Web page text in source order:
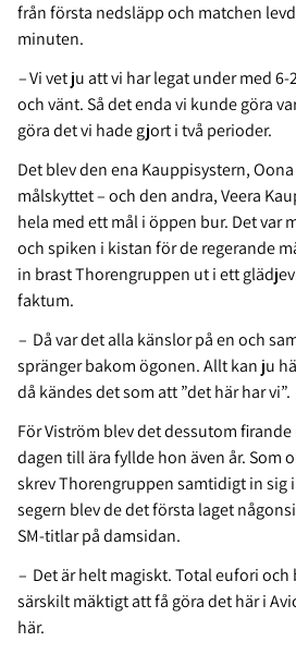
från första nedsläpp och matchen
minuten.
–Vi vet ju att vi har legat under med
och vänt. Så det enda vi kunde göra
göra det vi hade gjort i två perioder.
Det blev den ena Kauppisystern,
målskyttet – och den andra, Veera
hela med ett mål i öppen bur. Det var
och spiken i kistan för de regerande
in brast Thorengruppen ut i ett
faktum.
– Då var det alla känslor på en och
spränger bakom ögonen. Allt kan ju
då kändes det som att ”det här har vi”.
För Viström blev det dessutom
dagen till ära fyllde hon även år. Som
skrev Thorengruppen samtidigt in sig
segern blev de det första laget
SM-titlar på damsidan.
– Det är helt magiskt. Total eufori och
särskilt mäktigt att få göra det här i
här.